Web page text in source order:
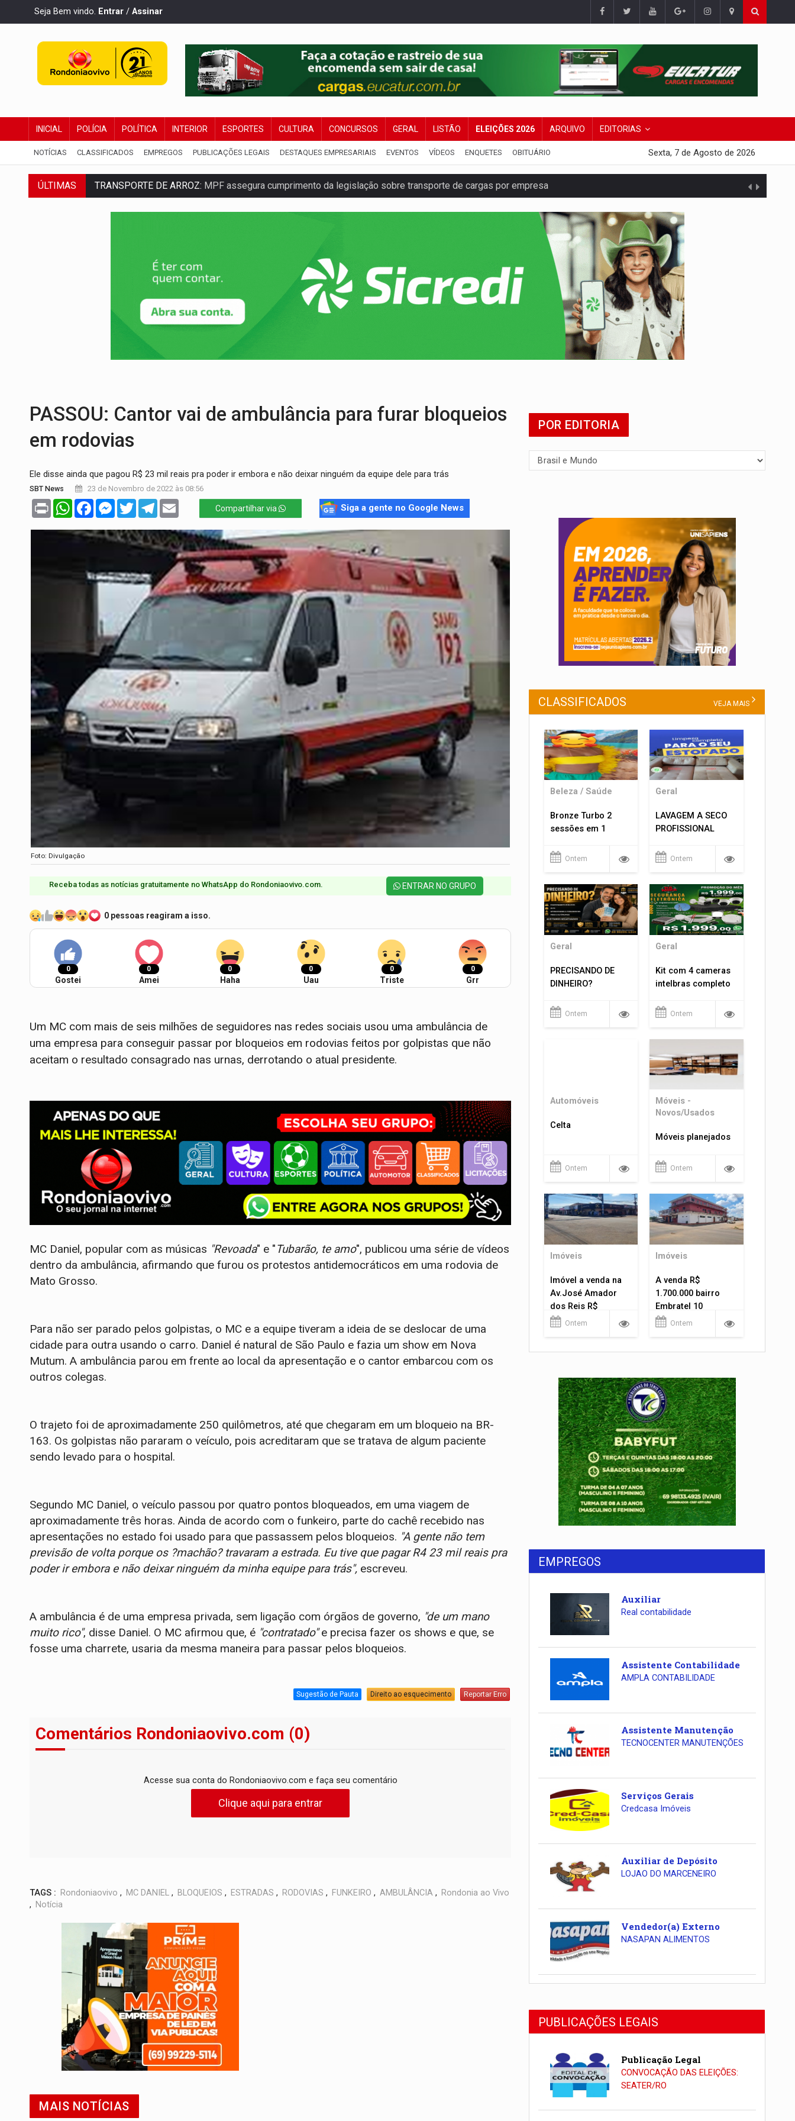
Seja Bem vindo. Entrar / Assinar
INICIAL POLÍCIA POLÍTICA INTERIOR ESPORTES CULTURA CONCURSOS GERAL LISTÃO ELEIÇÕES 2026 ARQUIVO EDITORIAS
NOTÍCIAS CLASSIFICADOS EMPREGOS PUBLICAÇÕES LEGAIS DESTAQUES EMPRESARIAIS EVENTOS VÍDEOS ENQUETES OBITUÁRIO Sexta, 7 de Agosto de 2026
ÚLTIMAS TRANSPORTE DE ARROZ: MPF assegura cumprimento da legislação sobre transporte de cargas por empresa
DEEPFAKE:Sancionada lei contra violência sexual infantil na internet e via IA
Colisão entre caminhão e carro deixa quatro mortos e um em estado grave na BR
Amazônia Negra ganha projeção nacional com participação de Marcela Bonfim
PREVISÃO:Porto Velho tem chances de chuvas isoladas nesta sexta-feira (7)
SINDICATOS UNIDOS:Assembleia Geral delibera greve da educação municipal em Porto Velho
PROCESSO SELETIVO: Rondoniaovivo abre oficina de Comunicação com oportunidade de integrar equipe
PASSOU: Cantor vai de ambulância para furar bloqueios
em rodovias
Ele disse ainda que pagou R$ 23 mil reais pra poder ir embora e não deixar ninguém da equipe dele para trás
SBT News 23 de Novembro de 2022 às 08:56
Print WhatsAppFacebookMessenger
TwitterTelegram Compartilhar via Siga a gente no Google News
Foto: Divulgação
Receba todas as notícias gratuitamente no WhatsApp do Rondoniaovivo.com.​ ENTRAR NO GRUPO
0 pessoas reagiram a isso.
0
Gostei
0
Amei
0
Haha
0
Uau
0
Triste
0
Grr
Um MC com mais de seis milhões de seguidores nas redes sociais usou uma ambulância de
uma empresa para conseguir passar por bloqueios em rodovias feitos por golpistas que não
aceitam o resultado consagrado nas urnas, derrotando o atual presidente.
MC Daniel, popular com as músicas "Revoada" e "Tubarão, te amo", publicou uma série de vídeos
dentro da ambulância, afirmando que furou os protestos antidemocráticos em uma rodovia de
Mato Grosso.
Para não ser parado pelos golpistas, o MC e a equipe tiveram a ideia de se deslocar de uma
cidade para outra usando o carro. Daniel é natural de São Paulo e fazia um show em Nova
Mutum. A ambulância parou em frente ao local da apresentação e o cantor embarcou com os
outros colegas.
O trajeto foi de aproximadamente 250 quilômetros, até que chegaram em um bloqueio na BR-
163. Os golpistas não pararam o veículo, pois acreditaram que se tratava de algum paciente
sendo levado para o hospital.
Segundo MC Daniel, o veículo passou por quatro pontos bloqueados, em uma viagem de
aproximadamente três horas. Ainda de acordo com o funkeiro, parte do cachê recebido nas
apresentações no estado foi usado para que passassem pelos bloqueios. "A gente não tem
previsão de volta porque os ?machão? travaram a estrada. Eu tive que pagar R4 23 mil reais pra
poder ir embora e não deixar ninguém da minha equipe para trás", escreveu.
A ambulância é de uma empresa privada, sem ligação com órgãos de governo, "de um mano
muito rico", disse Daniel. O MC afirmou que, é "contratado"e precisa fazer os shows e que, se
fosse uma charrete, usaria da mesma maneira para passar pelos bloqueios.
Sugestão de Pauta Direito ao esquecimento Reportar Erro
Comentários Rondoniaovivo.com (0)
Acesse sua conta do Rondoniaovivo.com e faça seu comentário
Clique aqui para entrar
TAGS : Rondoniaovivo , MC DANIEL , BLOQUEIOS , ESTRADAS , RODOVIAS , FUNKEIRO , AMBULÂNCIA , Rondonia ao Vivo
, Notícia
MAIS NOTÍCIAS
POR EDITORIA
CLASSIFICADOS VEJA MAIS
Beleza / Saúde
Bronze Turbo 2
sessões em 1
Ontem
Geral
LAVAGEM A SECO
PROFISSIONAL
Ontem
Geral
PRECISANDO DE
DINHEIRO?
Ontem
Geral
Kit com 4 cameras
intelbras completo
Ontem
Automóveis
Celta
Ontem
Móveis -
Novos/Usados
Móveis planejados
Ontem
Imóveis
Imóvel a venda na
Av.José Amador
dos Reis R$
1.400.000
Ontem
Imóveis
A venda R$
1.700.000 bairro
Embratel 10
apartamentos!
Ontem
EMPREGOS
Auxiliar
Real contabilidade
Assistente Contabilidade
AMPLA CONTABILIDADE
Assistente Manutenção
TECNOCENTER MANUTENÇÕES
Serviços Gerais
Credcasa Imóveis
Auxiliar de Depósito
LOJAO DO MARCENEIRO
Vendedor(a) Externo
NASAPAN ALIMENTOS
PUBLICAÇÕES LEGAIS
Publicação Legal
CONVOCAÇÃO DAS ELEIÇÕES:
SEATER/RO